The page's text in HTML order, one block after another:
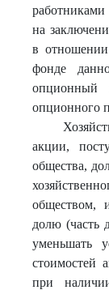
работниками
на
в
фонде
опционный
опционного
акции,
общества,
обществом,
долю (часть
уменьшать
стоимостей
при